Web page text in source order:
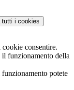
tutti i cookies
cookie consentire.
il funzionamento della
potete